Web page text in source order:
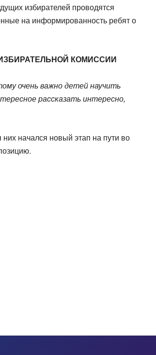
избирателей проводятся
на информированность ребят о
КОМИССИИ
очень важно детей научить
рассказать интересно,
начался новый этап на пути во